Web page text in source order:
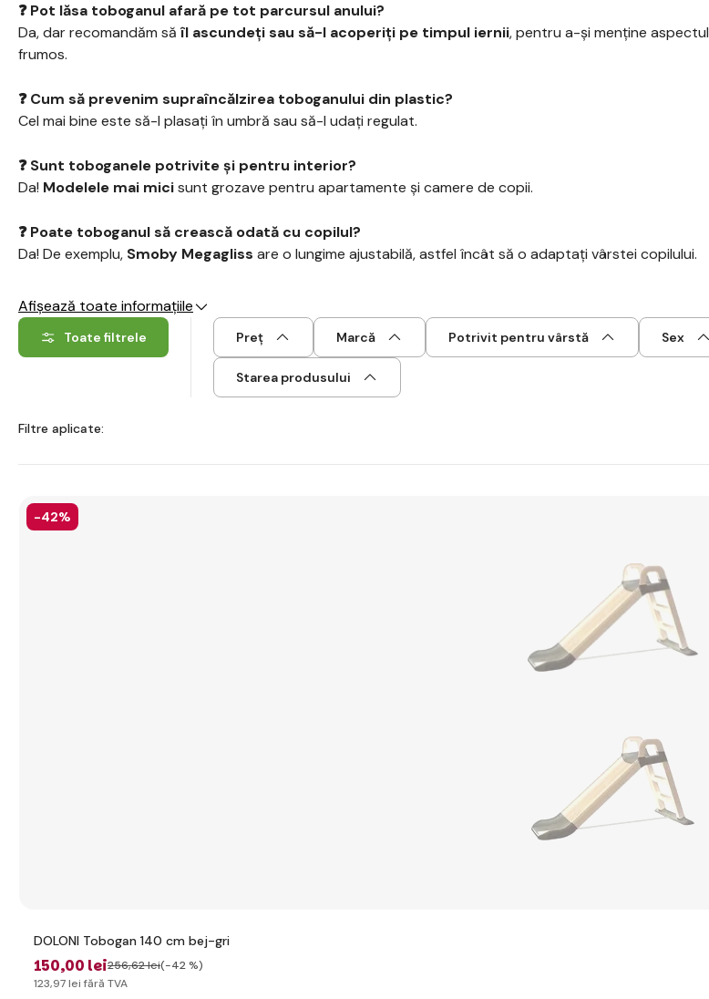
❓ Pot lăsa toboganul afară pe tot parcursul anului?
Da, dar recomandăm să îl ascundeți sau să-l acoperiți pe timpul iernii, pentru a-și menține aspectul
frumos.
❓ Cum să prevenim supraîncălzirea toboganului din plastic?
Cel mai bine este să-l plasați în umbră sau să-l udați regulat.
❓ Sunt toboganele potrivite și pentru interior?
Da! Modelele mai micisunt grozave pentru apartamente și camere de copii.
❓ Poate toboganul să crească odată cu copilul?
Da! De exemplu, Smoby Megagliss are o lungime ajustabilă, astfel încât să o adaptați vârstei copilului.
Afișează toate informațiile
Toate filtrele Preț Marcă Potrivit pentru vârstă Sex
Starea produsului
Filtre aplicate:
-42%
DOLONI Tobogan 140 cm bej-gri
150,00 lei256,62 lei(-42 %)
123,97 lei fără TVA